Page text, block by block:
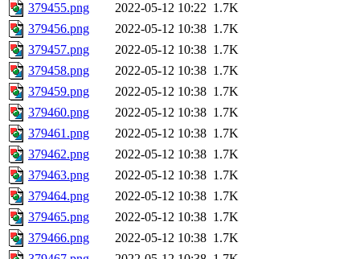
379455.png
2022-05-12 10:22 1.7K
379456.png
2022-05-12 10:38 1.7K
379457.png
2022-05-12 10:38 1.7K
379458.png
2022-05-12 10:38 1.7K
379459.png
2022-05-12 10:38 1.7K
379460.png
2022-05-12 10:38 1.7K
379461.png
2022-05-12 10:38 1.7K
379462.png
2022-05-12 10:38 1.7K
379463.png
2022-05-12 10:38 1.7K
379464.png
2022-05-12 10:38 1.7K
379465.png
2022-05-12 10:38 1.7K
379466.png
2022-05-12 10:38 1.7K